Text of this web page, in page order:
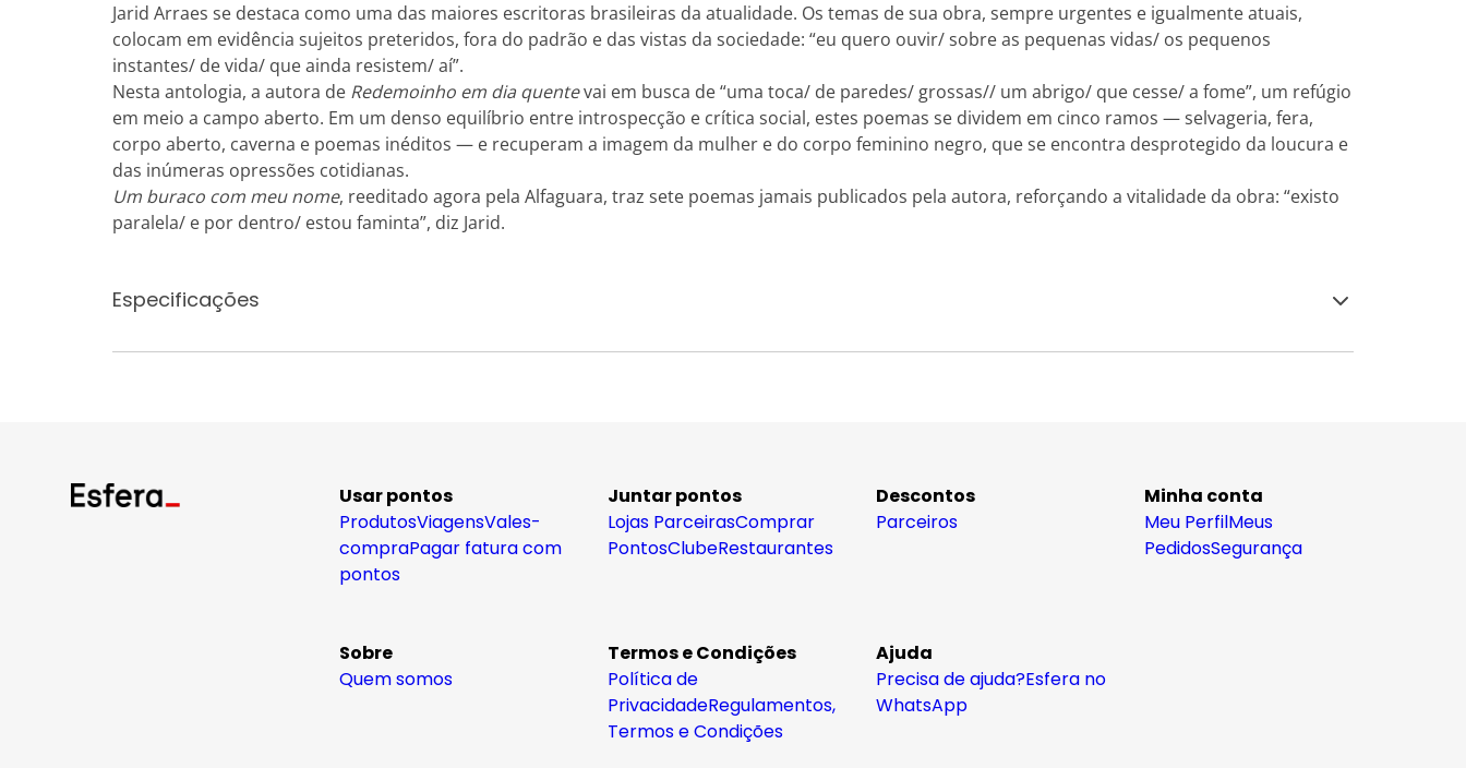
Jarid Arraes se destaca como uma das maiores escritoras brasileiras da atualidade. Os temas de sua obra, sempre urgentes e igualmente atuais,
colocam em evidência sujeitos preteridos, fora do padrão e das vistas da sociedade: “eu quero ouvir/ sobre as pequenas vidas/ os pequenos
instantes/ de vida/ que ainda resistem/ aí”.
Nesta antologia, a autora de Redemoinho em dia quentevai em busca de “uma toca/ de paredes/ grossas// um abrigo/ que cesse/ a fome”, um refúgio
em meio a campo aberto. Em um denso equilíbrio entre introspecção e crítica social, estes poemas se dividem em cinco ramos — selvageria, fera,
corpo aberto, caverna e poemas inéditos — e recuperam a imagem da mulher e do corpo feminino negro, que se encontra desprotegido da loucura e
das inúmeras opressões cotidianas.
Um buraco com meu nome, reeditado agora pela Alfaguara, traz sete poemas jamais publicados pela autora, reforçando a vitalidade da obra: “existo
paralela/ e por dentro/ estou faminta”, diz Jarid.
Especificações
Usar pontos
ProdutosViagensVales-
compraPagar fatura com
pontos
Juntar pontos
Lojas ParceirasComprar
PontosClubeRestaurantes
Descontos
Parceiros
Minha conta
Meu PerfilMeus
PedidosSegurança
Sobre
Quem somos
Termos e Condições
Política de
PrivacidadeRegulamentos,
Termos e Condições
Ajuda
Precisa de ajuda?Esfera no
WhatsApp